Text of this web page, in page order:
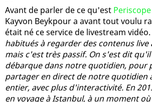
Avant de parler de ce qu'est Periscope
Kayvon Beykpour a avant tout voulu
était né ce service de livestream vidéo.
habitués à regarder des contenus live
mais c'est très passif. On s'est dit
débarque dans notre quotidien, pour
partager en direct de notre quotidien
entier, avec plus d'interactivité. En
en voyage à Istanbul, à un moment